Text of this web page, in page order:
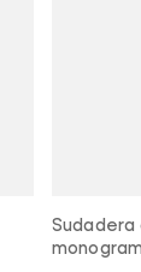
Sudadera